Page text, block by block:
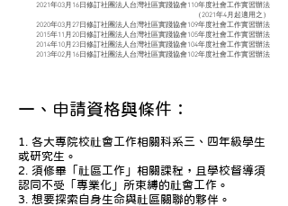
2021年03月16日修訂社團法人台灣社區實踐協會110年度社會工作實習辦法
（2021年4月起適用之）
2020年03月27日修訂社團法人台灣社區實踐協會109年度社會工作實習辦法
2015年11月20日修訂社團法人台灣社區實踐協會105年度社會工作實習辦法
2014年10月23日修訂社團法人台灣社區實踐協會104年度社會工作實習辦法
2013年02月16日修訂社團法人台灣社區實踐協會102年度社會工作實習辦法
一、申請資格與條件：
1. 各大專院校社會工作相關科系三、四年級學生
或研究生。
2. 須修畢「社區工作」相關課程，且學校督導須
認同不受「專業化」所束縛的社會工作。
3. 想要探索自身生命與社區關聯的夥伴。